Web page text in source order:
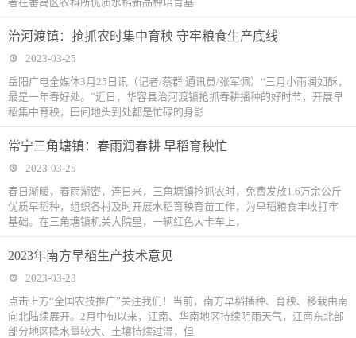
治河渡镇：抢抓农时集中育秧 守牢粮食生产底线
2023-03-25
岳阳广电全媒体3月25日讯（记者/蔡群 通讯员/张军佩）“三月小雨润如酥，
最是一年春好处。”近日，华容县治河渡镇抢抓春耕播种的好时节，开展早
稻集中育秧，田间地头到处都是忙碌的身影
常宁三角塘镇：春雨润春耕 早稻育秧忙
2023-03-25
春日渐暖，春雨渐密，连日来，三角塘镇抢抓农时，免费发放1.6万余公斤
优质早稻种，组织各村及时开展水稻育秧育苗工作，为早稻粮食丰收打牢
基础。在三角塘镇机关大院里，一辆红色大卡车上，
2023年南方早稻生产技术意见
2023-03-23
点击上方“全国农技推广”关注我们！当前，南方早稻播种、育秧、移栽由南
向北陆续展开。2月中旬以来，江南、华南地区持续阴雨天气，江南东北部
部分地区降水量较大、土壤持续过湿，但